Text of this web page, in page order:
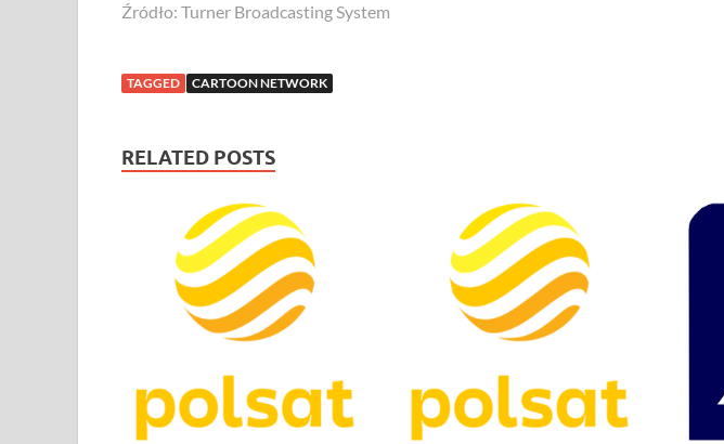
Źródło: Turner Broadcasting System
TAGGED CARTOON NETWORK
RELATED POSTS